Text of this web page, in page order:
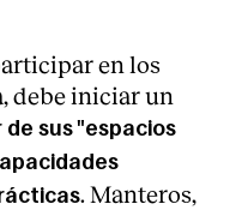
en los
debe iniciar un
de sus "espacios
. Manteros,